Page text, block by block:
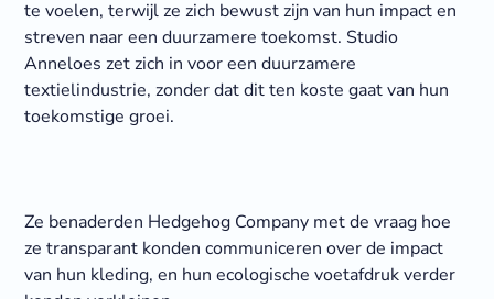
te voelen, terwijl ze zich bewust zijn van hun impact en
streven naar een duurzamere toekomst. Studio
Anneloes zet zich in voor een duurzamere
textielindustrie, zonder dat dit ten koste gaat van hun
toekomstige groei.
Ze benaderden Hedgehog Company met de vraag hoe
ze transparant konden communiceren over de impact
van hun kleding, en hun ecologische voetafdruk verder